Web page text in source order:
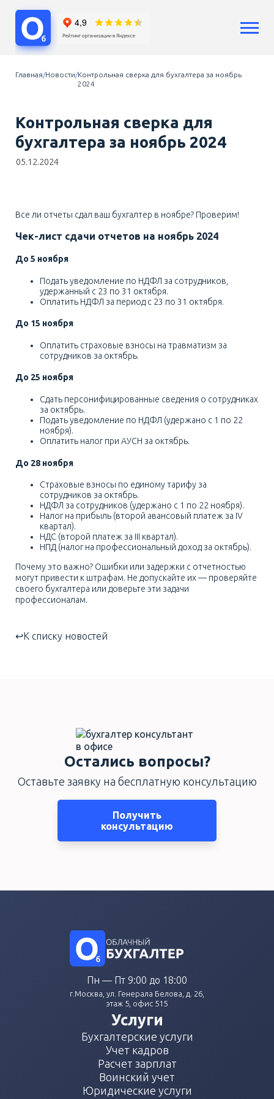
Услуги
Бухгалтерия ИП
Сопровождение бизнеса
Аутсорсинг
Регистрация бизнеса
Консультации
Калькулятор
Новости
Москва +7 (495) 161-03-01
Главная Новости Контрольная сверка для бухгалтера за ноябрь
2024
Контрольная сверка для
бухгалтера за ноябрь 2024
05.12.2024
Все ли отчеты сдал ваш бухгалтер в ноябре? Проверим!
Чек-лист сдачи отчетов на ноябрь 2024
До 5 ноября
Подать уведомление по НДФЛ за сотрудников,
удержанный с 23 по 31 октября.
Оплатить НДФЛ за период с 23 по 31 октября.
До 15 ноября
Оплатить страховые взносы на травматизм за
сотрудников за октябрь.
До 25 ноября
Сдать персонифицированные сведения о сотрудниках
за октябрь.
Подать уведомление по НДФЛ (удержано с 1 по 22
ноября).
Оплатить налог при АУСН за октябрь.
До 28 ноября
Страховые взносы по единому тарифу за
сотрудников за октябрь.
НДФЛ за сотрудников (удержано с 1 по 22 ноября).
Налог на прибыль (второй авансовый платеж за IV
квартал).
НДС (второй платеж за III квартал).
НПД (налог на профессиональный доход за октябрь).
Почему это важно? Ошибки или задержки с отчетностью
могут привести к штрафам. Не допускайте их — проверяйте
своего бухгалтера или доверьте эти задачи
профессионалам.
К списку новостей
Остались вопросы?
Оставьте заявку на бесплатную консультацию
Получить
консультацию
Пн — Пт 9:00 до 18:00
г.Москва, ул. Генерала Белова, д. 26,
этаж 5, офис 515
Услуги
Бухгалтерские услуги
Учет кадров
Расчет зарплат
Воинский учет
Юридические услуги